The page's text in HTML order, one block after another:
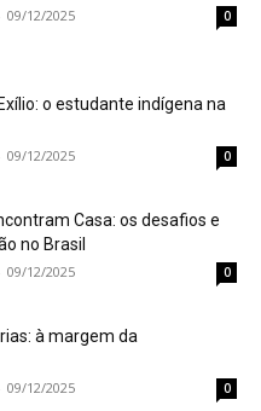
09/12/2025 0
o estudante indígena na
09/12/2025 0
Casa: os desafios e
no Brasil
09/12/2025 0
à margem da
09/12/2025 0